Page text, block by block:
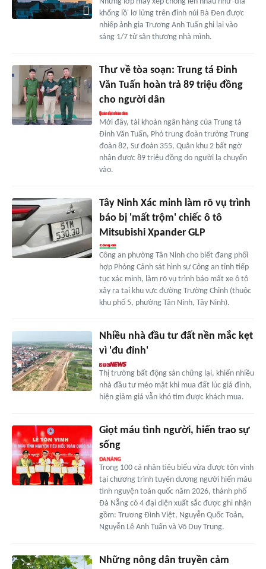
khổng lồ' lơ lửng trên đỉnh núi Bà Đen được
nhiếp ảnh gia Trương Anh Tuấn ghi lại vào
sáng 1/7 từ sân thượng nhà mình.
Thư về tòa soạn: Trung tá Đinh
Văn Tuấn hoàn trả 89 triệu đồng
cho người dân
Mới đây, tài khoản ngân hàng của Trung tá
Đinh Văn Tuấn, Phó trung đoàn trưởng Trung
đoàn 82, Sư đoàn 355, Quân khu 2 bất ngờ
nhận được 89 triệu đồng do người lạ chuyển
vào.
Tây Ninh Xác minh làm rõ vụ trình
báo bị 'mất trộm' chiếc ô tô
Mitsubishi Xpander GLP
Công an phường Tân Ninh cho biết đang phối
hợp Phòng Cảnh sát hình sự Công an tỉnh tiếp
tục xác minh, làm rõ vụ trình báo mất xe ô tô
xảy ra tại khu vực đường Trường Chinh (thuộc
khu phố 5, phường Tân Ninh, Tây Ninh).
Nhiều nhà đầu tư đất nền mắc kẹt
vì 'đu đỉnh'
Thị trường bất động sản chững lại, khiến nhiều
nhà đầu tư méo mặt khi mua đất lúc giá đỉnh,
hiện giảm giá vẫn khó tìm được khách mua.
Giọt máu tình người, hiến trao sự
sống
Trong 100 cá nhân tiêu biểu vừa được tôn vinh
tại chương trình tuyên dương người hiến máu
tình nguyện toàn quốc năm 2026, thành phố
Đà Nẵng có 4 đại diện xuất sắc được ghi nhận
gồm: Trương Đình Việt, Nguyễn Quốc Toản,
Nguyễn Lê Anh Tuấn và Võ Duy Trung.
Những nông dân truyền cảm